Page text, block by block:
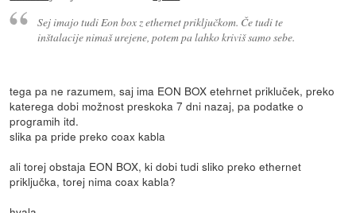
Sej imajo tudi Eon box z ethernet priključkom. Če tudi te
inštalacije nimaš urejene, potem pa lahko kriviš samo sebe.
tega pa ne razumem, saj ima EON BOX etehrnet prikluček, preko
katerega dobi možnost preskoka 7 dni nazaj, pa podatke o
programih itd.
slika pa pride preko coax kabla
ali torej obstaja EON BOX, ki dobi tudi sliko preko ethernet
priključka, torej nima coax kabla?